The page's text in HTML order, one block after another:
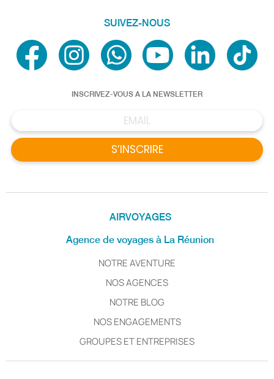
AIRVOYAGES
Agence de voyages à La Réunion
NOTRE AVENTURE
NOS AGENCES
NOTRE BLOG
NOS ENGAGEMENTS
GROUPES ET ENTREPRISES
SUIVEZ-NOUS
INSCRIVEZ-VOUS A LA NEWSLETTER
S’INSCRIRE